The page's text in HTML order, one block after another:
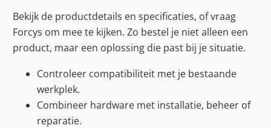
Bekijk de productdetails en specificaties, of vraag
Forcys om mee te kijken. Zo bestel je niet alleen een
product, maar een oplossing die past bij je situatie.
Controleer compatibiliteit met je bestaande
werkplek.
Combineer hardware met installatie, beheer of
reparatie.